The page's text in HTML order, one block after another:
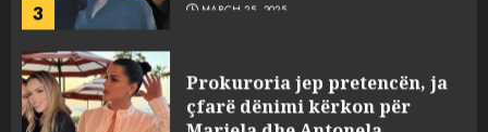
3 MARCH 25, 2025
Prokuroria jep pretencën, ja
çfarë dënimi kërkon për